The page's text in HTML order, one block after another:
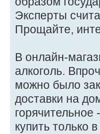
Эксперты
Прощайте,
В онлайн-
алкоголь.
можно было
доставки на
горячительное
купить только